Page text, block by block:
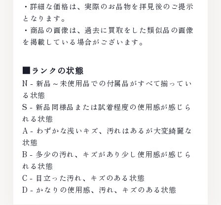
・詳細な価格は、実際のお品物を拝見後のご提示
となります。
・商品の画像は、過去に買取をした類似品の画像
を掲載している場合がございます。
■ランクの状態
N - 新品～未使用品での付属品がすべて揃ってい
る状態
S - 新品同様品または試着程度の使用感が感じら
れる状態
A - わずかな浅いキズ、汚れはあるが大変綺麗な
状態
B - 多少の汚れ、キズがあり少し使用感が感じら
れる状態
C - 目立った汚れ、キズのある状態
D - かなりの使用感、汚れ、キズのある状態